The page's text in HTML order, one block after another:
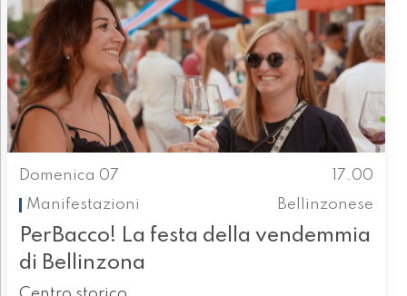
Domenica 07
17.00
Manifestazioni
Bellinzonese
PerBacco! La festa della vendemmia
di Bellinzona